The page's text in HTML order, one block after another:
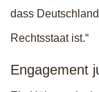
dass
Rechtsstaat ist.“
Engagement